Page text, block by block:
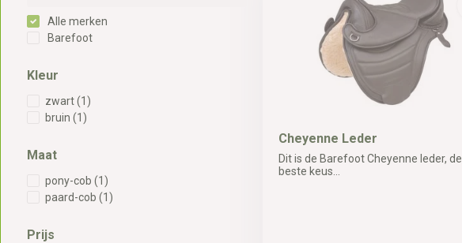
Alle merken
Barefoot
Kleur
zwart(1)
bruin (1)
Maat
pony-cob (1)
paard-cob (1)
Prijs
Cheyenne Leder
Dit is de Barefoot Cheyenne leder, de
beste keus...